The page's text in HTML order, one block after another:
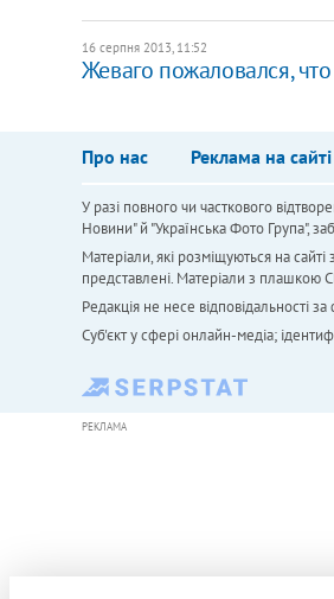
16 серпня 2013, 11:52
Жеваго пожаловался,
Про нас Реклама на сайті
У разі повного чи часткового
Новини" й "Українська Фото Група",
Матеріали, які розміщуються на
представлені. Матеріали з плашкою
Редакція не несе відповідальності
Cуб'єкт у сфері онлайн-медіа;
РЕКЛАМА